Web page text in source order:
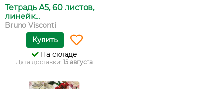
Тетрадь А5, 60 листов,
линейк...
Bruno Visconti
Купить
На складе
Дата доставки: 15 августа